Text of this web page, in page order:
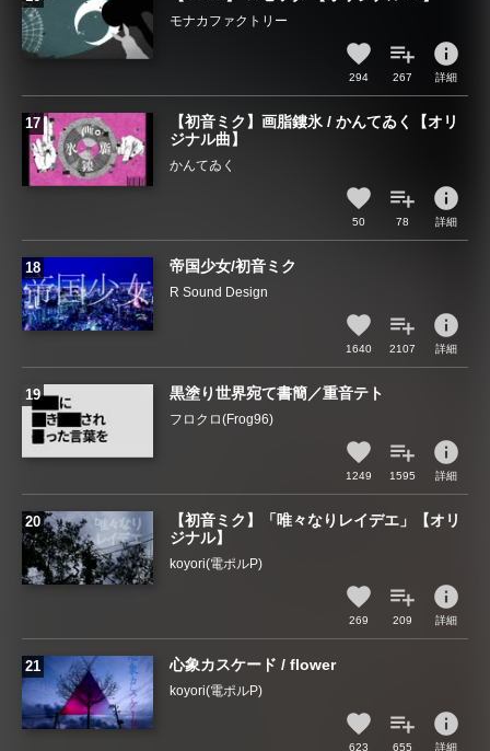
モナカファクトリー
294 267
info
詳細
【初音ミク】画脂鏤氷 / かんてゐく【オリ
ジナル曲】
かんてゐく
50 78
info
詳細
帝国少女/初音ミク
R Sound Design
1640 2107
info
詳細
黒塗り世界宛て書簡／重音テト
フロクロ(Frog96)
1249 1595
info
詳細
【初音ミク】「唯々なりレイデエ」【オリ
ジナル】
koyori(電ポルP)
269 209
info
詳細
心象カスケード / flower
koyori(電ポルP)
623 655
info
詳細